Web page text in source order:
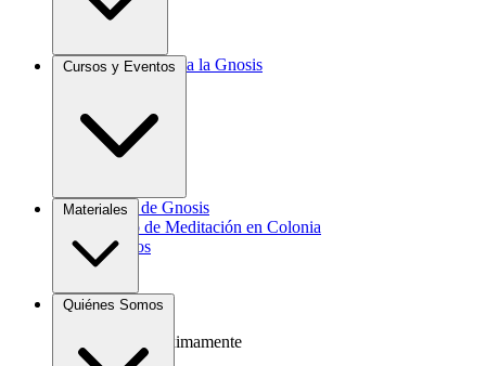
Introducción a la Gnosis
Cursos y Eventos
Curso de Gnosis
Grupo de Meditación en Colonia
Eventos
Materiales
Libros
Próximamente
Quiénes Somos